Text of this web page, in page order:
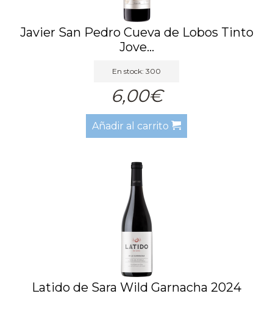
Javier San Pedro Cueva de Lobos Tinto
Jove...
En stock: 300
6,00€
Añadir al carrito
Latido de Sara Wild Garnacha 2024